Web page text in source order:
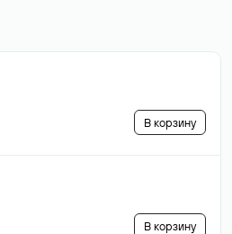
В корзину
В корзину